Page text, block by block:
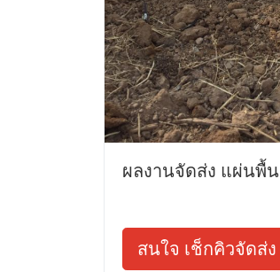
ผลงานจัดส่ง แผ่นพื้น
สนใจ เช็กคิวจัดส่ง